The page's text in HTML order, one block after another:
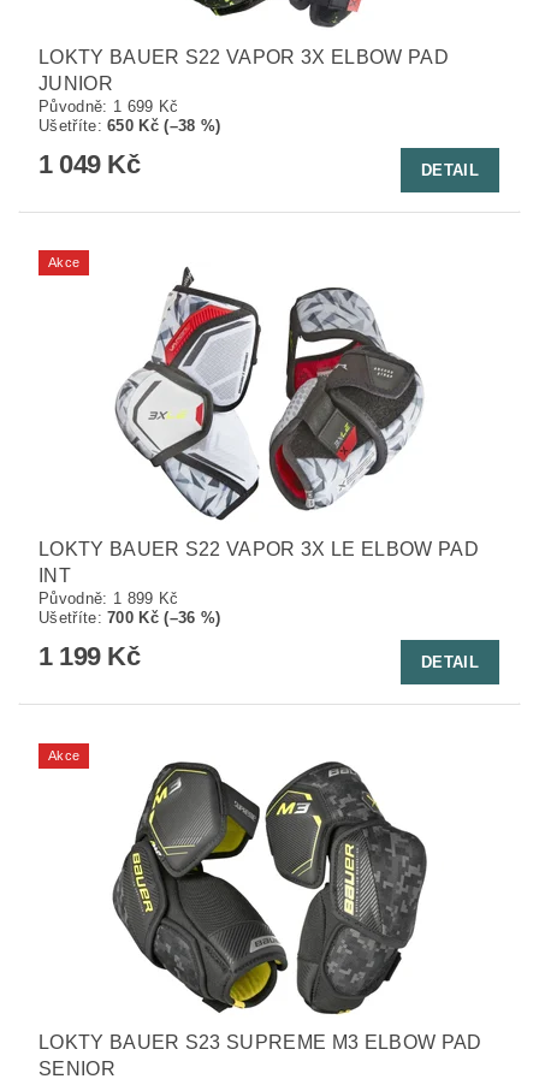
LOKTY BAUER S22 VAPOR 3X ELBOW PAD
JUNIOR
Původně: 1 699 Kč
Ušetříte:650 Kč (–38 %)
1 049 Kč DETAIL
Akce
LOKTY BAUER S22 VAPOR 3X LE ELBOW PAD
INT
Původně: 1 899 Kč
Ušetříte:700 Kč (–36 %)
1 199 Kč DETAIL
Akce
LOKTY BAUER S23 SUPREME M3 ELBOW PAD
SENIOR